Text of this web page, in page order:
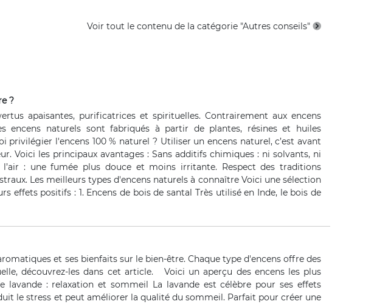
Voir tout le contenu de la catégorie "Autres conseils"
?
apaisantes, purificatrices et spirituelles. Contrairement aux encens
encens naturels sont fabriqués à partir de plantes, résines et huiles
l'encens 100 % naturel ? Utiliser un encens naturel, c’est avant
Voici les principaux avantages : Sans additifs chimiques : ni solvants, ni
: une fumée plus douce et moins irritante. Respect des traditions
Les meilleurs types d'encens naturels à connaître Voici une sélection
effets positifs : 1. Encens de bois de santal Très utilisé en Inde, le bois de
et ses bienfaits sur le bien-être. Chaque type d'encens offre des
découvrez-les dans cet article. Voici un aperçu des encens les plus
lavande : relaxation et sommeil La lavande est célèbre pour ses effets
le stress et peut améliorer la qualité du sommeil. Parfait pour créer une